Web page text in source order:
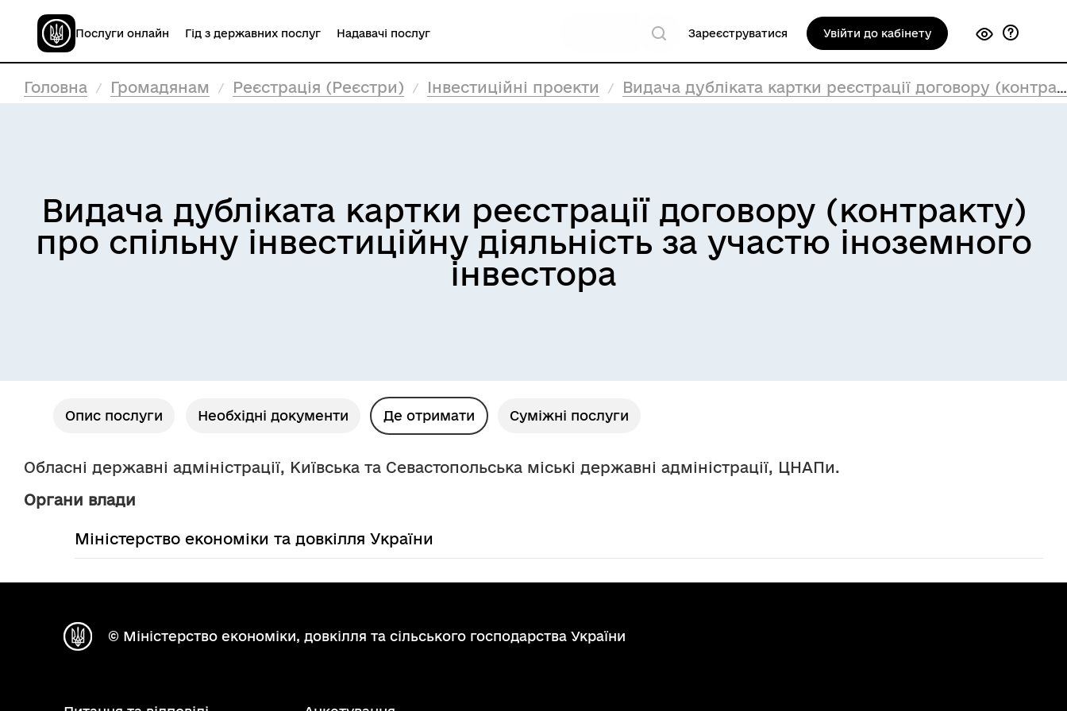
Послуги онлайн Гід з державних послуг Надавачі послуг Зареєструватися Увійти до кабінету
Головна Громадянам Реєстрація (Реєстри) Інвестиційні проекти Видача дубліката картки реєстрації договору (контракту) про спільну інвестиційну діяльність за участю іноземного інвестора
Видача дубліката картки реєстрації договору (контракту)
про спільну інвестиційну діяльність за участю іноземного
інвестора
Опис послуги Необхідні документи Де отримати Суміжні послуги
Обласні державні адміністрації, Київська та Севастопольська міські державні адміністрації, ЦНАПи.
Органи влади
Міністерство економіки та довкілля України
© Міністерство економіки, довкілля та сільського господарства України